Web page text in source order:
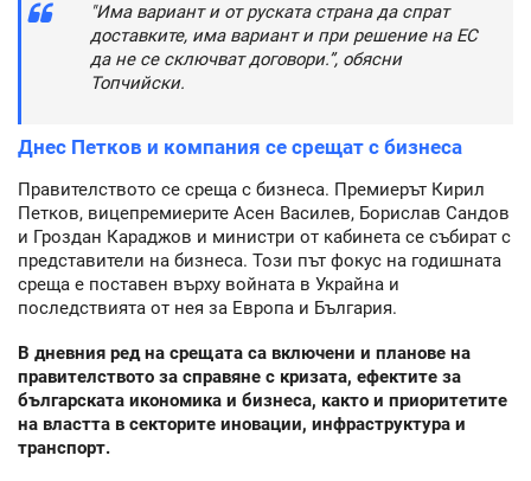
"Има вариант и от руската страна да спрат
доставките, има вариант и при решение на ЕС
да не се сключват договори.”, обясни
Топчийски.
Днес Петков и компания се срещат с бизнеса
Правителството се среща с бизнеса. Премиерът Кирил
Петков, вицепремиерите Асен Василев, Борислав Сандов
и Гроздан Караджов и министри от кабинета се събират с
представители на бизнеса. Този път фокус на годишната
среща е поставен върху войната в Украйна и
последствията от нея за Европа и България.
В дневния ред на срещата са включени и планове на
правителството за справяне с кризата, ефектите за
българската икономика и бизнеса, както и приоритетите
на властта в секторите иновации, инфраструктура и
транспорт.